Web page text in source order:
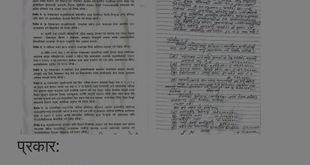
प्रकार: